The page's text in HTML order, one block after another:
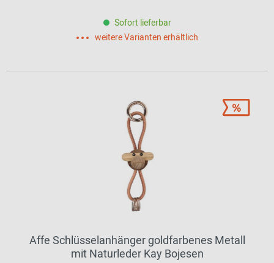
Sofort lieferbar
weitere Varianten erhältlich
Affe Schlüsselanhänger goldfarbenes Metall
mit Naturleder Kay Bojesen